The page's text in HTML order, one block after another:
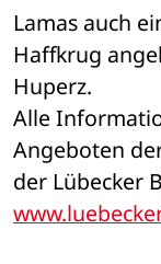
Lamas auch
Haffkrug
Huperz.
Alle
Angeboten